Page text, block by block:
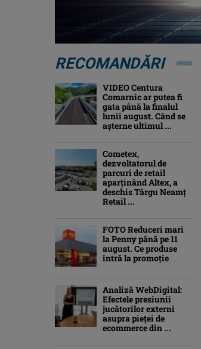
RECOMANDĂRI
VIDEO Centura
Comarnic ar putea fi
gata până la finalul
lunii august. Când se
așterne ultimul ...
Cometex,
dezvoltatorul de
parcuri de retail
aparținând Altex, a
deschis Târgu Neamț
Retail ...
FOTO Reduceri mari
la Penny până pe 11
august. Ce produse
intră la promoție
Analiză WebDigital:
Efectele presiunii
jucătorilor externi
asupra pieței de
ecommerce din ...